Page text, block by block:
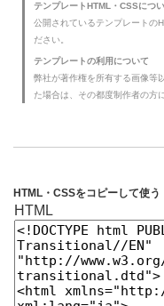
テンプレートHTML・CSSにつ
公開されているテンプレートの
ださい。
テンプレートの利用について
弊社が著作権を所有する画像等
た場合は、その都度制作者の方
HTML・CSSをコピーして使う
HTML